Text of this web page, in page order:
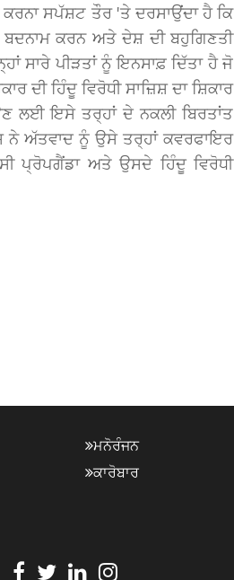
ਸਪੱਸ਼ਟ ਤੌਰ 'ਤੇ ਦਰਸਾਉਂਦਾ ਹੈ ਕਿ
ਕਰਨ ਅਤੇ ਦੇਸ਼ ਦੀ ਬਹੁਗਿਣਤੀ
ਸਾਰੇ ਪੀੜਤਾਂ ਨੂੰ ਇਨਸਾਫ਼ ਦਿੱਤਾ ਹੈ ਜੋ
ਦੀ ਹਿੰਦੂ ਵਿਰੋਧੀ ਸਾਜ਼ਿਸ਼ ਦਾ ਸ਼ਿਕਾਰ
ਲਈ ਇਸੇ ਤਰ੍ਹਾਂ ਦੇ ਨਕਲੀ ਬਿਰਤਾਂਤ
ਨੇ ਅੱਤਵਾਦ ਨੂੰ ਉਸੇ ਤਰ੍ਹਾਂ ਕਵਰਫਾਇਰ
ਪ੍ਰੋਪਗੈਂਡਾ ਅਤੇ ਉਸਦੇ ਹਿੰਦੂ ਵਿਰੋਧੀ
ਮਨੋਰੰਜਨ
ਕਾਰੋਬਾਰ